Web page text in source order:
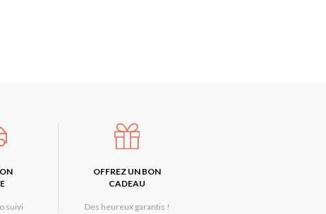
suivi
OFFREZ UN BON
CADEAU
Des heureux garantis !